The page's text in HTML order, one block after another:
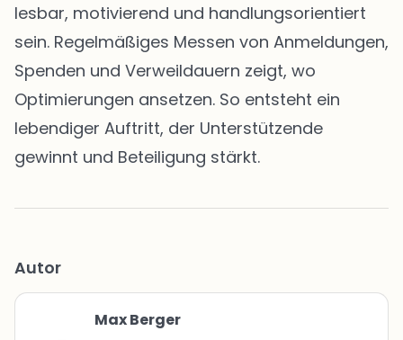
lesbar, motivierend und handlungsorientiert
sein. Regelmäßiges Messen von Anmeldungen,
Spenden und Verweildauern zeigt, wo
Optimierungen ansetzen. So entsteht ein
lebendiger Auftritt, der Unterstützende
gewinnt und Beteiligung stärkt.
Autor
Max Berger